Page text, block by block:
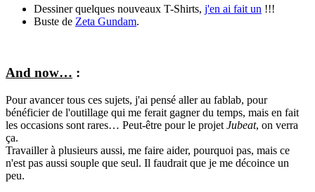
Dessiner quelques nouveaux T-Shirts, j'en ai fait un !!!
Buste de Zeta Gundam.
And now… :
Pour avancer tous ces sujets, j'ai pensé aller au fablab, pour
bénéficier de l'outillage qui me ferait gagner du temps, mais en fait
les occasions sont rares… Peut-être pour le projet Jubeat, on verra
ça.
Travailler à plusieurs aussi, me faire aider, pourquoi pas, mais ce
n'est pas aussi souple que seul. Il faudrait que je me décoince un
peu.